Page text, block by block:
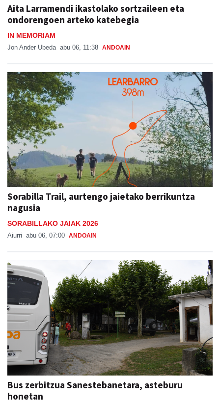
Aita Larramendi ikastolako sortzaileen eta
ondorengoen arteko katebegia
IN MEMORIAM
Jon Ander Ubeda abu 06, 11:38 ANDOAIN
Sorabilla Trail, aurtengo jaietako berrikuntza
nagusia
SORABILLAKO JAIAK 2026
Aiurri abu 06, 07:00 ANDOAIN
Bus zerbitzua Sanestebanetara, asteburu
honetan